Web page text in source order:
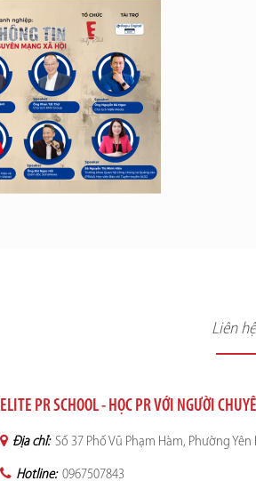
Liên
ELITE PR SCHOOL - HỌC PR VỚI NGƯỜI
Địa chỉ: Số 37 Phố Vũ Phạm Hàm, Phường Yên
Hotline: 0967507843